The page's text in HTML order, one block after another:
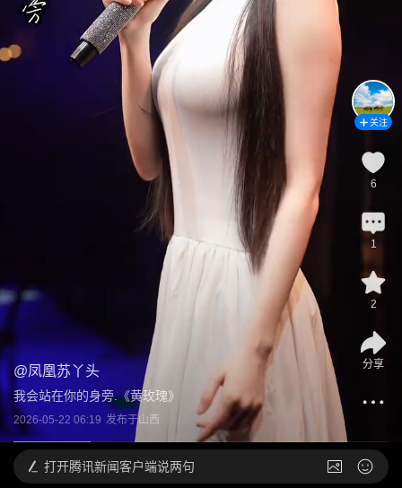
@凤凰苏丫头
我会站在你的身旁.《黄玫瑰》
2026-05-22 06:19 发布于山西
关注
6
1
2
分享
打开腾讯新闻客户端说两句